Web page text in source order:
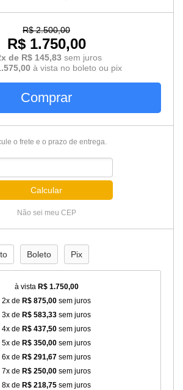
R$ 2.500,00
R$ 1.750,00
de R$ 145,83 sem juros
à vista no boleto ou pix
Comprar
o frete e o prazo de entrega.
Calcular
Não sei meu CEP
Boleto Pix
à vista R$ 1.750,00
2x de R$ 875,00 sem juros
3x de R$ 583,33 sem juros
4x de R$ 437,50 sem juros
5x de R$ 350,00 sem juros
6x de R$ 291,67 sem juros
7x de R$ 250,00 sem juros
8x de R$ 218,75 sem juros